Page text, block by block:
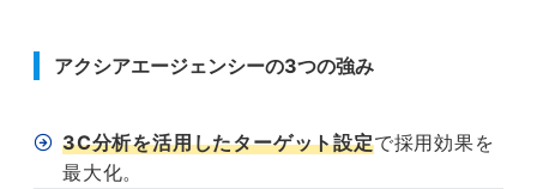
アクシアエージェンシーの3つの強み
3C分析を活用したターゲット設定で採用効果を
最大化。